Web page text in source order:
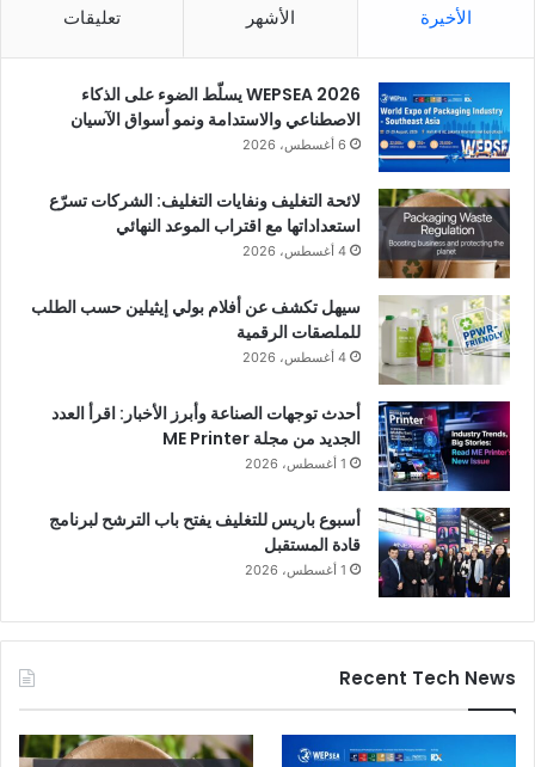
الأخيرة الأشهر تعليقات
WEPSEA 2026 يسلّط الضوء على الذكاء
الاصطناعي والاستدامة ونمو أسواق الآسيان
6 أغسطس، 2026
لائحة التغليف ونفايات التغليف: الشركات تسرّع
استعداداتها مع اقتراب الموعد النهائي
4 أغسطس، 2026
سيهل تكشف عن أفلام بولي إيثيلين حسب الطلب
للملصقات الرقمية
4 أغسطس، 2026
أحدث توجهات الصناعة وأبرز الأخبار: اقرأ العدد
الجديد من مجلة ME Printer
1 أغسطس، 2026
أسبوع باريس للتغليف يفتح باب الترشح لبرنامج
قادة المستقبل
1 أغسطس، 2026
Recent Tech News